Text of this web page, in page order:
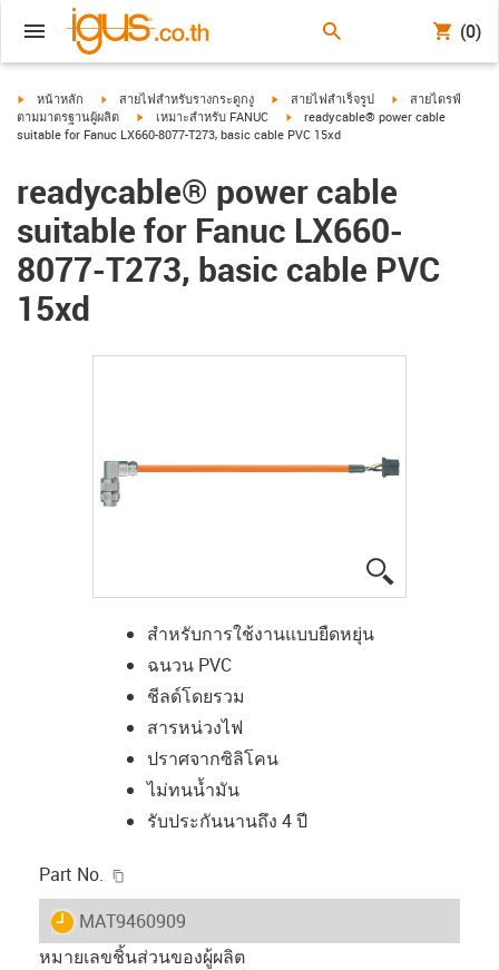
(0)
igus-icon-arrow-right
หน้าหลัก igus-icon-arrow-right
สายไฟสำหรับรางกระดูกงู igus-icon-arrow-right
สายไฟสำเร็จรูป igus-icon-arrow-
สายไดรฟ์
ตามมาตรฐานผู้ผลิต
igus-icon-arrow-right
เหมาะสำหรับ FANUC igus-icon-arrow-right
readycable® power cable
suitable for Fanuc LX660-8077-T273, basic cable PVC 15xd
readycable® power cable
suitable for Fanuc LX660-
8077-T273, basic cable PVC
15xd
สำหรับการใช้งานแบบยืดหยุ่น
ฉนวน PVC
ชีลด์โดยรวม
สารหน่วงไฟ
ปราศจากซิลิโคน
ไม่ทนน้ำมัน
รับประกันนานถึง 4 ปี
Part No.
igus-icon-lieferzeit
MAT9460909
หมายเลขชิ้นส่วนของผู้ผลิต